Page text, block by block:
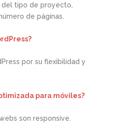
tipo de proyecto,
de páginas.
por su flexibilidad y
para móviles?
son responsive.